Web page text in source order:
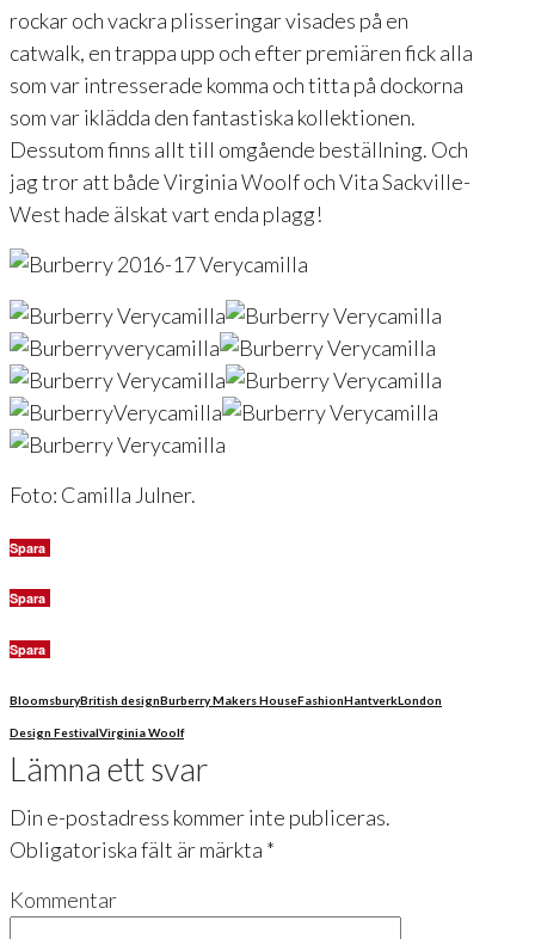
rockar och vackra plisseringar visades på en
catwalk, en trappa upp och efter premiären fick alla
som var intresserade komma och titta på dockorna
som var iklädda den fantastiska kollektionen.
Dessutom finns allt till omgående beställning. Och
jag tror att både Virginia Woolf och Vita Sackville-
West hade älskat vart enda plagg!
Foto: Camilla Julner.
Spara
Spara
Spara
BloomsburyBritish designBurberry Makers HouseFashionHantverkLondon
Design FestivalVirginia Woolf
Lämna ett svar
Din e-postadress kommer inte publiceras.
Obligatoriska fält är märkta *
Kommentar